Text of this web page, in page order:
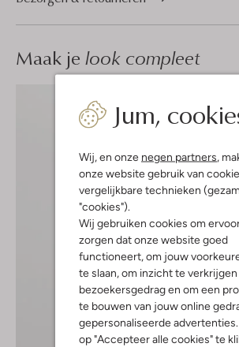
Jum,
Wij, en onze negen partners,
onze website gebruik van
vergelijkbare technieken
"cookies").
Wij gebruiken cookies om
zorgen dat onze website goed
functioneert, om jouw
te slaan, om inzicht te verkrijgen
bezoekersgedrag en om een
te bouwen van jouw online
gepersonaliseerde
op "Accepteer alle cookies" te
Maak je look compleet